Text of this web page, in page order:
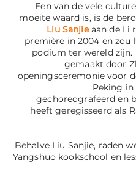
Een van de vele
moeite waard is, is de
Liu Sanjieaan de Li
première in 2004 en
podium ter wereld zijn.
gemaakt door
openingsceremonie voor
Peking
gechoreografeerd en
heeft geregisseerd als
Behalve Liu Sanjie, raden
Yangshuo kookschool en